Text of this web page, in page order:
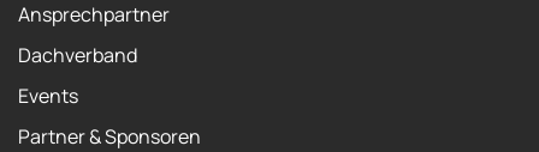
Ansprechpartner
Dachverband
Events
Partner & Sponsoren